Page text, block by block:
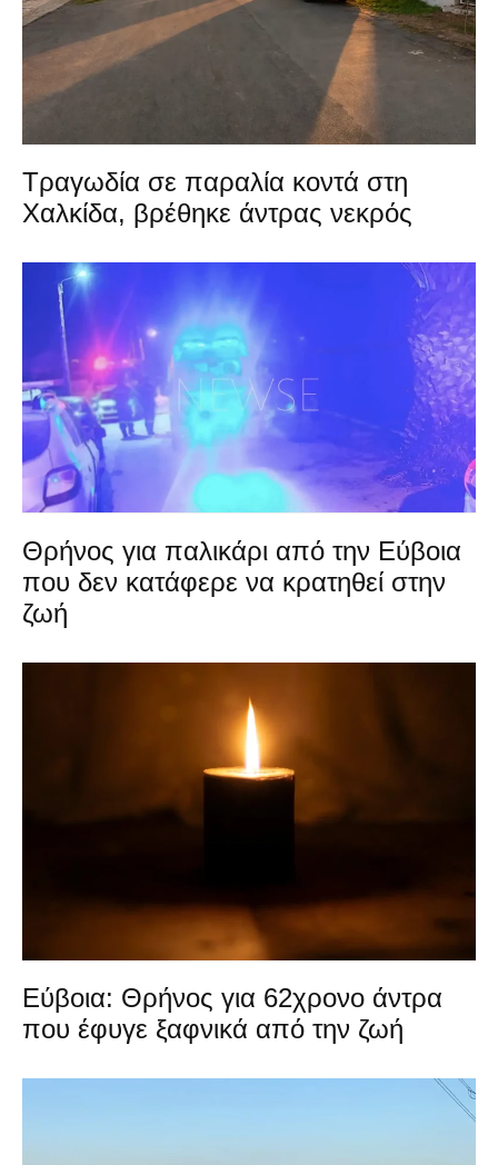
Τραγωδία σε παραλία κοντά στη
Χαλκίδα, βρέθηκε άντρας νεκρός
Θρήνος για παλικάρι από την Εύβοια
που δεν κατάφερε να κρατηθεί στην
ζωή
Εύβοια: Θρήνος για 62χρονο άντρα
που έφυγε ξαφνικά από την ζωή